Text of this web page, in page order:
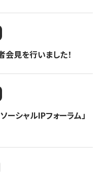
見を行いました！
ーシャルIPフォーラム」